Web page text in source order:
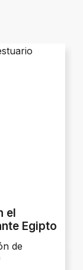
el
Egipto